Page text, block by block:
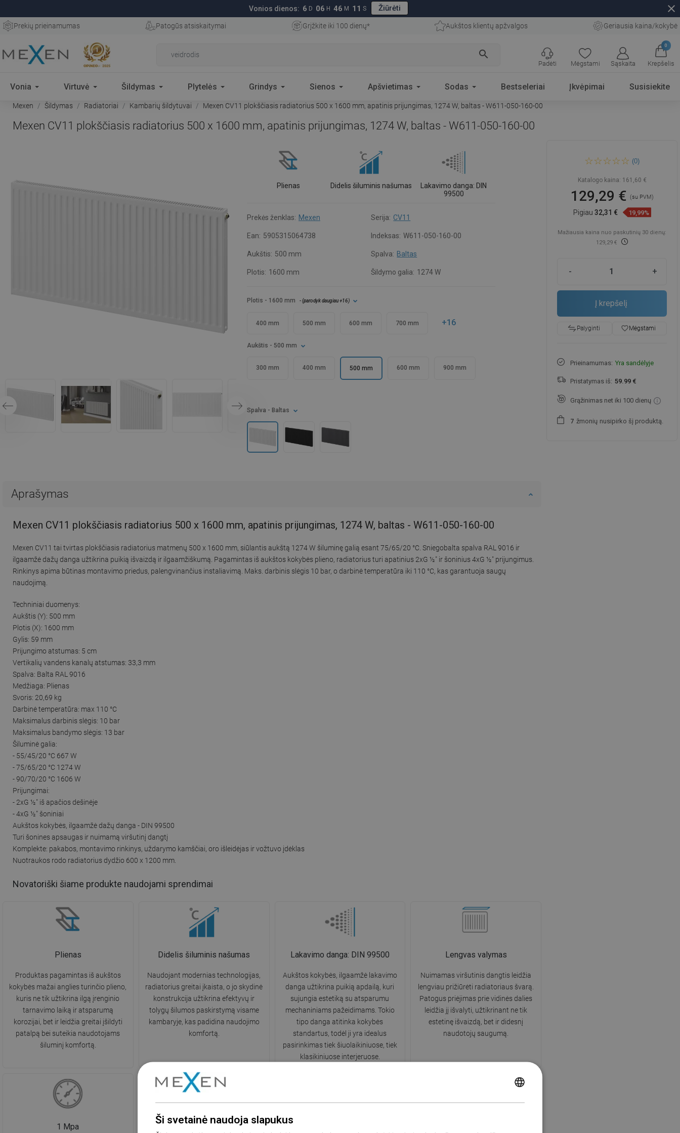
Vonios dienos: 6 D 06 H 46 M 10 S Žiūrėti close
Prekių prieinamumas Patogūs atsiskaitymai Grįžkite iki 100 dienų* Aukštos klientų apžvalgos Geriausia kaina/kokybė
search
Mėgstami Sąskaita
0
Krepšelis
Padėti
Vonia Virtuvė Šildymas Plytelės Grindys Sienos Apšvietimas Sodas Bestseleriai Įkvėpimai Susisiekite
Mexen Šildymas Radiatoriai Kambarių šildytuvai Mexen CV11 plokščiasis radiatorius 500 x 1600 mm, apatinis prijungimas, 1274 W, baltas - W611-050-160-00
Mexen CV11 plokščiasis radiatorius 500 x 1600 mm, apatinis prijungimas, 1274 W, baltas - W611-050-160-00
Plienas Didelis šiluminis našumas
Lakavimo danga: DIN
99500
Prekės ženklas: Mexen Serija: CV11
Ean: 5905315064738 Indeksas: W611-050-160-00
Aukštis: 500 mm Spalva: Baltas
Plotis: 1600 mm Šildymo galia: 1274 W
Plotis - 1600 mm - (parodyk daugiau+16)
400 mm 500 mm 600 mm 700 mm +16
Aukštis - 500 mm
300 mm 400 mm 500 mm 600 mm 900 mm
Spalva - Baltas
Aprašymas
Mexen CV11 plokščiasis radiatorius 500 x 1600 mm, apatinis prijungimas, 1274 W, baltas - W611-050-160-00
Mexen CV11 tai tvirtas plokščiasis radiatorius matmenų 500 x 1600 mm, siūlantis aukštą 1274 W šiluminę galią esant 75/65/20 °C. Sniegobalta spalva RAL 9016 ir
ilgaamžė dažų danga užtikrina puikią išvaizdą ir ilgaamžiškumą. Pagamintas iš aukštos kokybės plieno, radiatorius turi apatinius 2xG ½″ ir šoninius 4xG ½″ prijungimus.
Rinkinys apima būtinas montavimo priedus, palengvinančius instaliavimą. Maks. darbinis slėgis 10 bar, o darbinė temperatūra iki 110 °C, kas garantuoja saugų
naudojimą.
Techniniai duomenys:
Aukštis (Y): 500 mm
Plotis (X): 1600 mm
Gylis: 59 mm
Prijungimo atstumas: 5 cm
Vertikalių vandens kanalų atstumas: 33,3 mm
Spalva: Balta RAL 9016
Medžiaga: Plienas
Svoris: 20,69 kg
Darbinė temperatūra: max 110 °C
Maksimalus darbinis slėgis: 10 bar
Maksimalus bandymo slėgis: 13 bar
Šiluminė galia:
- 55/45/20 °C 667 W
- 75/65/20 °C 1274 W
- 90/70/20 °C 1606 W
Prijungimai:
- 2xG ½″ iš apačios dešinėje
- 4xG ½″ šoniniai
Aukštos kokybės, ilgaamžė dažų danga - DIN 99500
Turi šonines apsaugas ir nuimamą viršutinį dangtį
Komplekte: pakabos, montavimo rinkinys, uždarymo kamščiai, oro išleidėjas ir vožtuvo įdėklas
Nuotraukos rodo radiatorius dydžio 600 x 1200 mm.
Novatoriški šiame produkte naudojami sprendimai
Plienas
Produktas pagamintas iš aukštos
kokybės mažai anglies turinčio plieno,
kuris ne tik užtikrina ilgą įrenginio
tarnavimo laiką ir atsparumą
korozijai, bet ir leidžia greitai įšildyti
patalpą bei suteikia naudotojams
šiluminį komfortą.
Didelis šiluminis našumas
Naudojant modernias technologijas,
radiatorius greitai įkaista, o jo skydinė
konstrukcija užtikrina efektyvų ir
tolygų šilumos paskirstymą visame
kambaryje, kas padidina naudojimo
komfortą.
Lakavimo danga: DIN 99500
Aukštos kokybės, ilgaamžė lakavimo
danga užtikrina puikią apdailą, kuri
sujungia estetiką su atsparumu
mechaniniams pažeidimams. Tokio
tipo danga atitinka kokybės
standartus, todėl ji yra idealus
pasirinkimas tiek šiuolaikiniuose, tiek
klasikiniuose interjeruose.
Lengvas valymas
Nuimamas viršutinis dangtis leidžia
lengviau prižiūrėti radiatoriaus švarą.
Patogus priėjimas prie vidinės dalies
leidžia jį išvalyti, užtikrinant ne tik
estetinę išvaizdą, bet ir didesnį
naudotojų saugumą.
1 Mpa Maks. 110°C
radiatorius 500 x 1600 mm,
baltas - W611-050-160-00
(0)
Katalogo kaina: 161,60 €
129,29 € (su PVM)
Pigiau32,31 € 19,99%
Mažiausia kaina nuo paskutinių 30 dienų:
129,29 €
- +
Į krepšelį
Palyginti favorite_borderMėgstami
Prieinamumas: Yra sandėlyje
Pristatymas iš: 59.99 €
Grąžinimas net iki 100 dienų
7 žmonių nusipirko šį produktą.
Ši svetainė naudoja slapukus